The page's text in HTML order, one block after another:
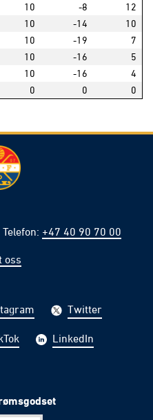
10 -8
12
10 -14
10
10 -19
7
10 -16
5
10 -16
4
0 0 0
Telefon: +47 40 90 70 00
oss
Twitter
LinkedIn